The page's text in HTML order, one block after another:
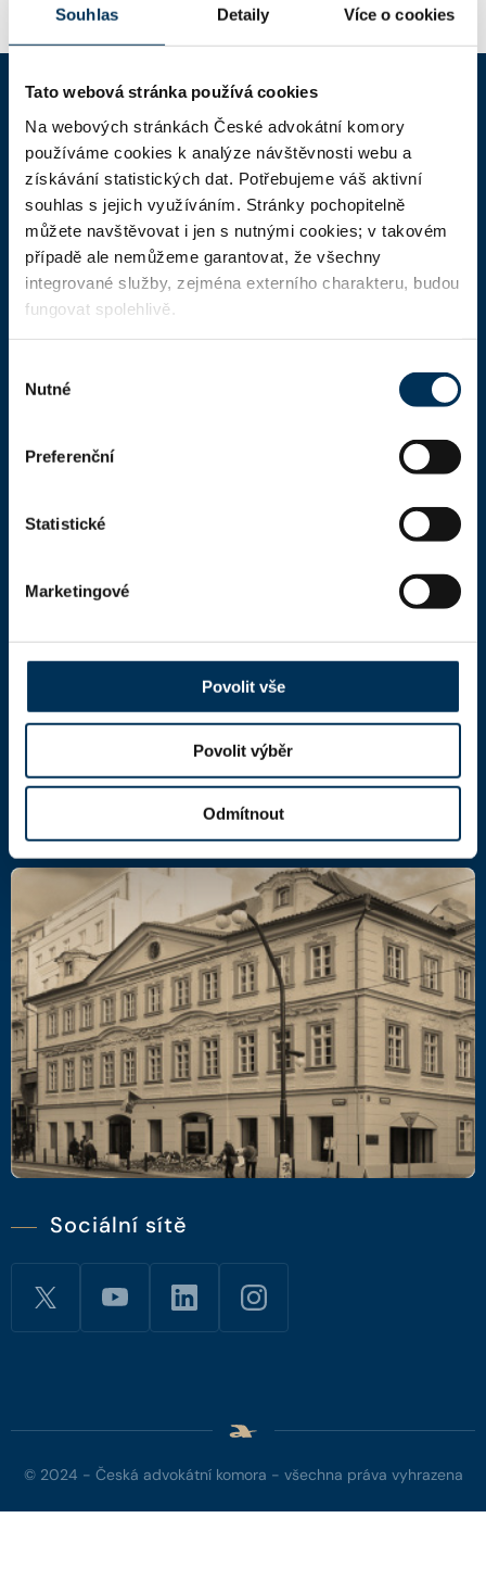
Souhlas Detaily Více o cookies
Tato webová stránka používá cookies
Na webových stránkách České advokátní komory
používáme cookies k analýze návštěvnosti webu a
získávání statistických dat. Potřebujeme váš aktivní
souhlas s jejich využíváním. Stránky pochopitelně
můžete navštěvovat i jen s nutnými cookies; v takovém
případě ale nemůžeme garantovat, že všechny
integrované služby, zejména externího charakteru, budou
fungovat spolehlivě.
souhlasu
Nutné
Preferenční
Statistické
Marketingové
Povolit vše
Povolit výběr
Odmítnout
ČAK
Domů
Aktuality
Dokumenty a formuláře
Pro veřejnost
Advokátní deník
Portál ČAK
Česká advokátní komora
Kaňkův palác
110 00 Praha 1,mapa
DIČ: CZ66000777
Sociální sítě
© 2024 - Česká advokátní komora - všechna práva vyhrazena